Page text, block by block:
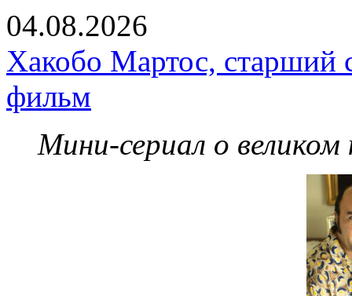
04.08.2026
Хакобо Мартос, старший
фильм
Мини-сериал о великом